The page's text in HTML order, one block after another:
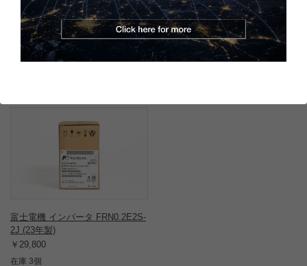
新品同様の綺麗な状態を保っています。
この商品と同一型番の商品
富士電機 インバータ FRN0.2E2S-
2J (23年製)
￥29,800
在庫 3個